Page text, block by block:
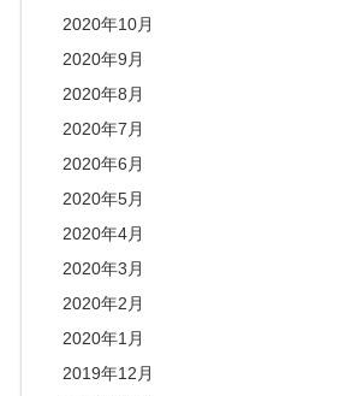
2020年10月
2020年9月
2020年8月
2020年7月
2020年6月
2020年5月
2020年4月
2020年3月
2020年2月
2020年1月
2019年12月